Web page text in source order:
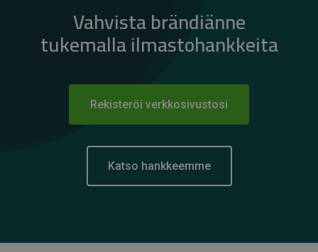
Vahvista brändiänne
tukemalla ilmastohankkeita
Rekisteröi verkkosivustosi
Katso hankkeemme